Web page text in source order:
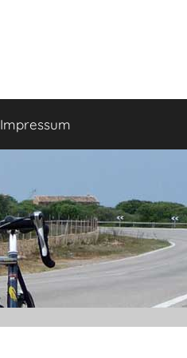
Impressum